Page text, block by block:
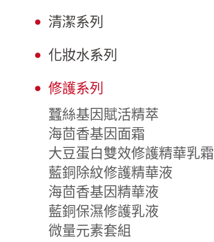
清潔系列
化妝水系列
修護系列
蠶絲基因賦活精萃
海茴香基因面霜
大豆蛋白雙效修護精華乳霜
藍銅除紋修護精華液
海茴香基因精華液
藍銅保濕修護乳液
微量元素套組